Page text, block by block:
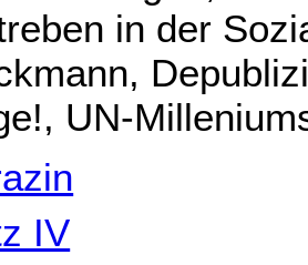
in der
UN-
IV